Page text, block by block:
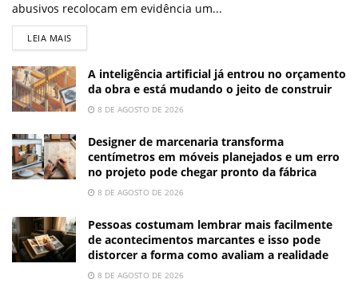
abusivos recolocam em evidência um...
LEIA MAIS
A inteligência artificial já entrou no orçamento
da obra e está mudando o jeito de construir
8 DE AGOSTO DE 2026
Designer de marcenaria transforma
centímetros em móveis planejados e um erro
no projeto pode chegar pronto da fábrica
8 DE AGOSTO DE 2026
Pessoas costumam lembrar mais facilmente
de acontecimentos marcantes e isso pode
distorcer a forma como avaliam a realidade
8 DE AGOSTO DE 2026